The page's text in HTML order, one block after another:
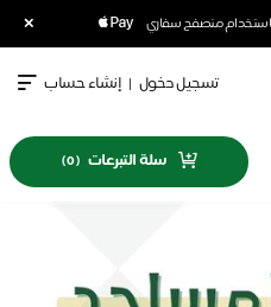
باستخدام متصفح سفاري ×
تسجيل دخول | إنشاء حساب
سلة التبرعات (
0
)